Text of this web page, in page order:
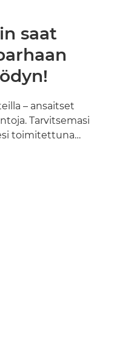
saat
– ansaitset
Tarvitsemasi
toimitettuna…